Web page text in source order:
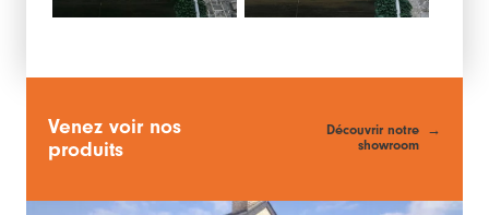
Venez voir nos
produits
Découvrir notre
showroom